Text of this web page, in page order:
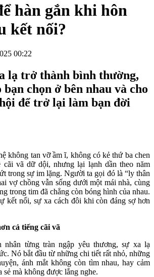
hàn gắn khi hôn
kết nối?
00:22
lạ trở thành bình thường,
chọn ở bên nhau và cho
để trở lại làm bạn đời
không tan vỡ ầm ĩ, không có kẻ thứ ba chen
cãi vã dữ dội, nhưng lại lạnh dần theo năm
trong sự im lặng. Người ta gọi đó là “ly thân
vợ chồng vẫn sống dưới một mái nhà, cùng
trong tim đã chẳng còn bóng hình của nhau.
kết nối, sự xa cách đôi khi còn đáng sợ hơn
cả tiếng cãi vã
nhân từng tràn ngập yêu thương, sự xa lạ
Nó bắt đầu từ những chi tiết rất nhỏ, những
ánh mắt không còn tìm nhau, hay cảm
sẻ mà không được lắng nghe.